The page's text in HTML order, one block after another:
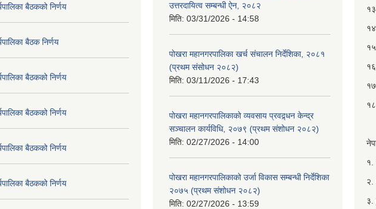
बैठकको निर्णय
बैठक निर्णय
बैठकको निर्णय
बैठकको निर्णय
बैठकको निर्णय
बैठकको निर्णय
उत्तरदायित्व सम्बन्धी ऐन, २०८२
मिति: 03/31/2026 - 14:58
पोखरा महानगरपालिका खर्च संचालन निर्देशिका, २०८१
(प्रथम संसोधन २०८२)
मिति: 03/11/2026 - 17:43
पोखरा महानगरपालिकाको व्यवसाय प्रवद्र्धन केन्द्र
सञ्चालन कार्यविधि, २०७९ (प्रथम संशोधन २०८२)
मिति: 02/27/2026 - 14:00
पोखरा महानगरपालिकाको उर्जा विकास सम्बन्धी निर्देशिका
२०७५ (प्रथम संशोधन २०८२)
मिति: 02/27/2026 - 13:59
१.
२.
३.